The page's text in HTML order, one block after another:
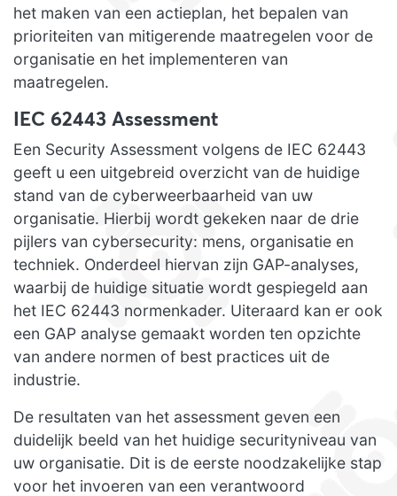
het maken van een actieplan, het bepalen van
prioriteiten van mitigerende maatregelen voor de
organisatie en het implementeren van
maatregelen.
IEC 62443 Assessment
Een Security Assessment volgens de IEC 62443
geeft u een uitgebreid overzicht van de huidige
stand van de cyberweerbaarheid van uw
organisatie. Hierbij wordt gekeken naar de drie
pijlers van cybersecurity: mens, organisatie en
techniek. Onderdeel hiervan zijn GAP-analyses,
waarbij de huidige situatie wordt gespiegeld aan
het IEC 62443 normenkader. Uiteraard kan er ook
een GAP analyse gemaakt worden ten opzichte
van andere normen of best practices uit de
industrie.
De resultaten van het assessment geven een
duidelijk beeld van het huidige securityniveau van
uw organisatie. Dit is de eerste noodzakelijke stap
voor het invoeren van een verantwoord